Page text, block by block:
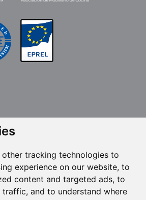
other tracking technologies to
experience on our website, to
content and targeted ads, to
and to understand where
REGIONAL
Programa ICEX Next, ha contado con el apoyo
del fondo europeo FEDER. La finalidad de
internacional de la empresa y de su